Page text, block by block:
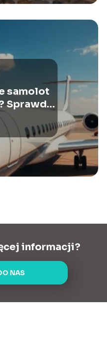
samolot
Sprawdź
informacji?
NAS